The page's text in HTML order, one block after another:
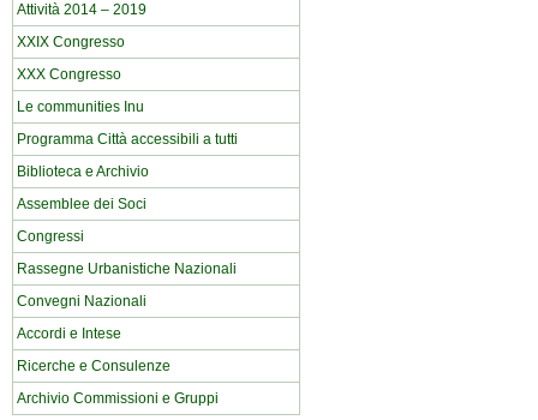
Attività 2014 – 2019
XXIX Congresso
XXX Congresso
Le communities Inu
Programma Città accessibili a tutti
Biblioteca e Archivio
Assemblee dei Soci
Congressi
Rassegne Urbanistiche Nazionali
Convegni Nazionali
Accordi e Intese
Ricerche e Consulenze
Archivio Commissioni e Gruppi